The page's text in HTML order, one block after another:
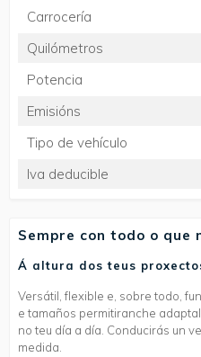
Carrocería
Quilómetros
Potencia
Emisións
Tipo de vehículo
Iva deducible
Sempre con todo o que
Á altura dos teus
Versátil, flexible e, sobre todo,
e tamaños permitiranche
no teu día a día. Conducirás un
medida.